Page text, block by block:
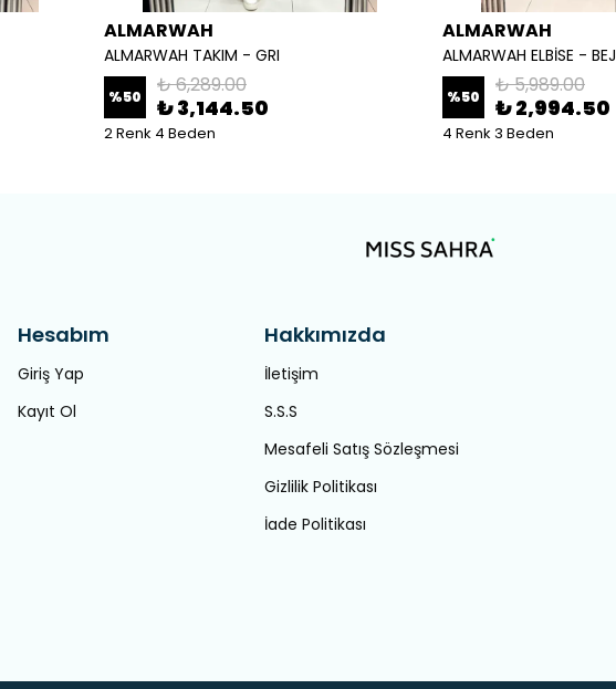
ALMARWAH
ALMARWAH TAKIM - GRI
%50 ₺ 6,289.00
₺ 3,144.50
2 Renk 4 Beden
ALMARWAH
ALMARWAH ELBİSE - BEJ
%50 ₺ 5,989.00
₺ 2,994.50
4 Renk 3 Beden
Hesabım
Giriş Yap
Kayıt Ol
Hakkımızda
İletişim
S.S.S
Mesafeli Satış Sözleşmesi
Gizlilik Politikası
İade Politikası